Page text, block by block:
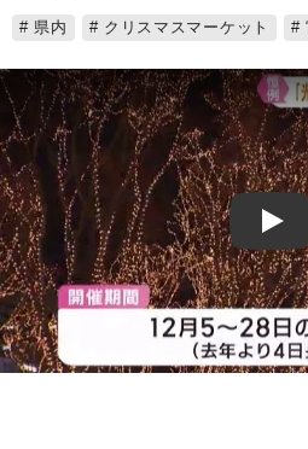
県内
クリスマスマーケット
Play